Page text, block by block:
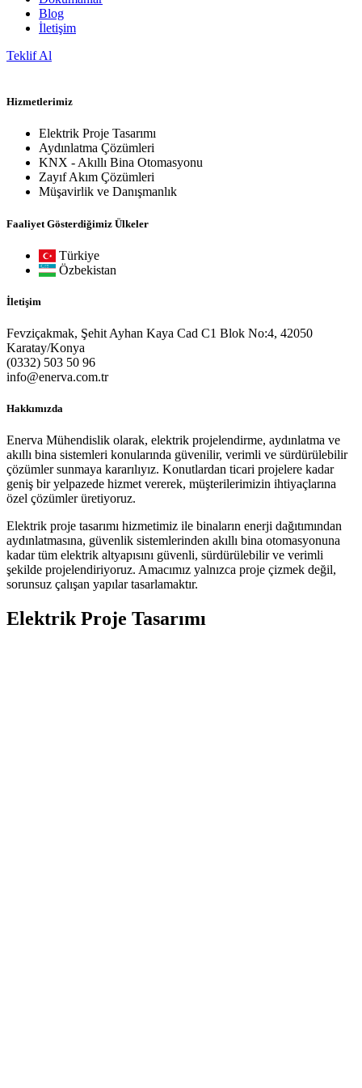
Blog
İletişim
Teklif Al
Hizmetlerimiz
Elektrik Proje Tasarımı
Aydınlatma Çözümleri
KNX - Akıllı Bina Otomasyonu
Zayıf Akım Çözümleri
Müşavirlik ve Danışmanlık
Faaliyet Gösterdiğimiz Ülkeler
Türkiye
Özbekistan
İletişim
Fevziçakmak, Şehit Ayhan Kaya Cad C1 Blok No:4, 42050
Karatay/Konya
(0332) 503 50 96
info@enerva.com.tr
Hakkımızda
Enerva Mühendislik olarak, elektrik projelendirme, aydınlatma ve
akıllı bina sistemleri konularında güvenilir, verimli ve sürdürülebilir
çözümler sunmaya kararılıyız. Konutlardan ticari projelere kadar
geniş bir yelpazede hizmet vererek, müşterilerimizin ihtiyaçlarına
özel çözümler üretiyoruz.
Elektrik proje tasarımı hizmetimiz ile binaların enerji dağıtımından
aydınlatmasına, güvenlik sistemlerinden akıllı bina otomasyonuna
kadar tüm elektrik altyapısını güvenli, sürdürülebilir ve verimli
şekilde projelendiriyoruz. Amacımız yalnızca proje çizmek değil,
sorunsuz çalışan yapılar tasarlamaktır.
Elektrik Proje Tasarımı